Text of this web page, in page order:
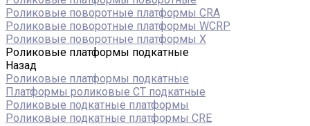
Роликовые поворотные платформы CRA
Роликовые поворотные платформы WCRP
Роликовые поворотные платформы X
Роликовые платформы подкатные
Назад
Роликовые платформы подкатные
Платформы роликовые СТ подкатные
Роликовые подкатные платформы
Роликовые подкатные платформы CRE